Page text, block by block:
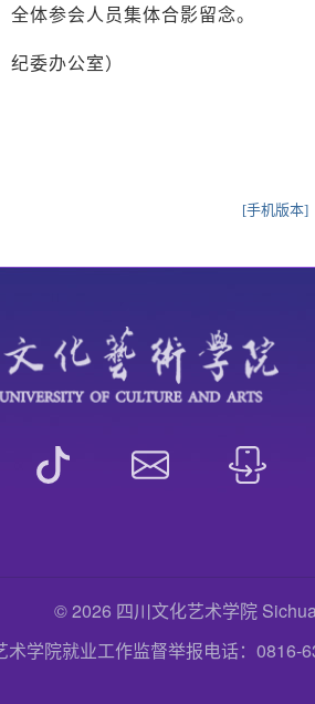
全体参会人员集体合影留念。
纪委办公室）
[手机版本]
© 2026 四川文化艺术学院
术学院就业工作监督举报电话：